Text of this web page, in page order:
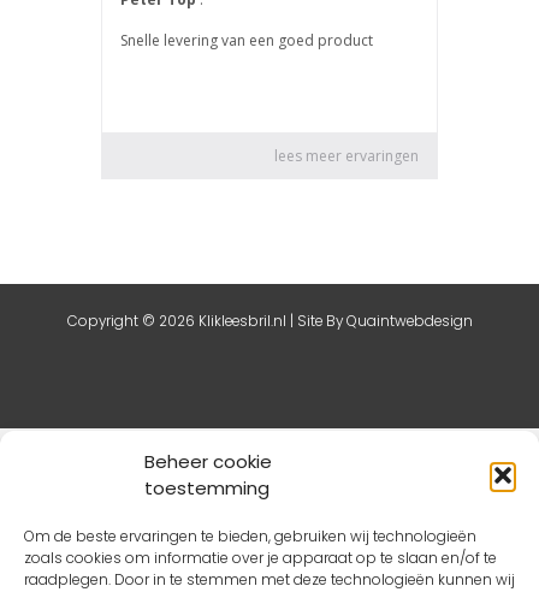
Beheer cookie
toestemming
Om de beste ervaringen te bieden, gebruiken wij technologieën
zoals cookies om informatie over je apparaat op te slaan en/of te
raadplegen. Door in te stemmen met deze technologieën kunnen wij
Copyright © 2026 Klikleesbril.nl | Site ByQuaintwebdesign
De waardering van klikleesbril.nl bij
Klantbeoordelingen
is 8.8/10 gebaseerd op 61 reviews.